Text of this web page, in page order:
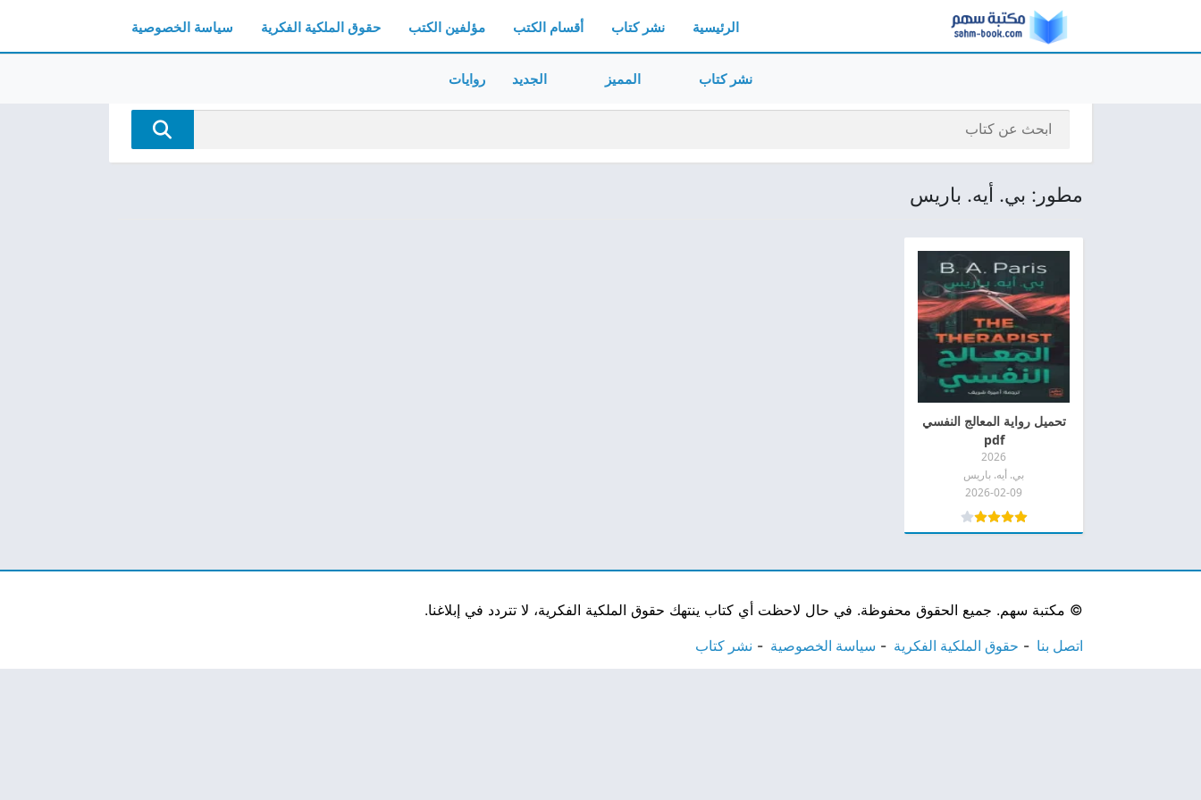
الرئيسية نشر كتاب أقسام الكتب مؤلفين الكتب حقوق الملكية الفكرية سياسة الخصوصية
نشر كتاب المميز الجديد روايات
مطور: بي. أيه. باريس
تحميل رواية المعالج النفسي
pdf
2026
بي. أيه. باريس
2026-02-09
© مكتبة سهم. جميع الحقوق محفوظة. في حال لاحظت أي كتاب ينتهك حقوق الملكية الفكرية، لا تتردد في إبلاغنا.
اتصل بنا حقوق الملكية الفكرية سياسة الخصوصية نشر كتاب